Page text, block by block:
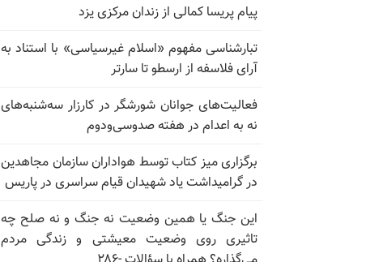
پیام پریسا کمالی از زندان مرکزی یزد
تبارشناسی مفهوم «اسلام غیرسیاسی» با استناد به
آرای فلاسفه از ارسطو تا سارتر
فعالیت‌های جوانان شورشگر در کارزار سه‌شنبه‌های
نه به اعدام در هفته صدوسی‌و‌دوم
برگزاری میز کتاب توسط هواداران سازمان مجاهدین
در گرامیداشت یاد شهیدان قیام سراسری در پاریس
این جنگ یا همین وضعیت نه جنگ و نه صلح چه
تاثیری روی وضعیت معیشتی و زندگی مردم